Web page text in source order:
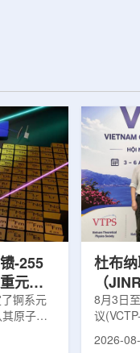
划下
应
料配
后，韩国水
围至钴...
-255
元素
锕系元
原子核
杜布
（
南理
8月3日
议
2026-